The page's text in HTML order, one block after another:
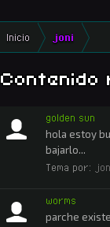
Inicio joni
golden sun
hola estoy
bajarlo...
Tema por:
worms
parche